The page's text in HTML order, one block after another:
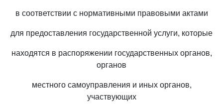
в соответствии с нормативными правовыми актами
для предоставления государственной услуги, которые
находятся в распоряжении государственных органов,
органов
местного самоуправления и иных органов,
участвующих